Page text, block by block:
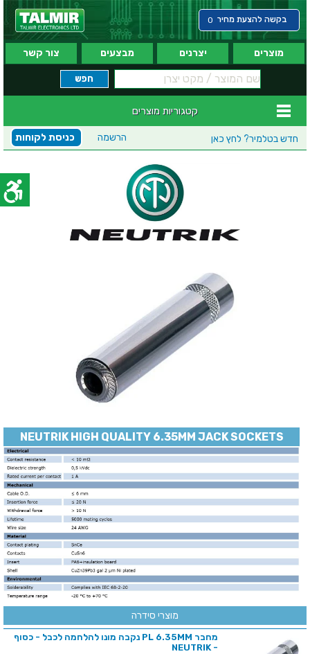
בקשה להצעת מחיר 0
מוצרים יצרנים מבצעים צור קשר
קטגוריות מוצרים
חדש בטלמיר? לחץ כאן כניסת לקוחות הרשמה
NEUTRIK HIGH QUALITY 6.35MM JACK SOCKETS
מוצרי סידרה
מחבר PL 6.35MM נקבה מונו להלחמה לכבל - כסוף
- NEUTRIK